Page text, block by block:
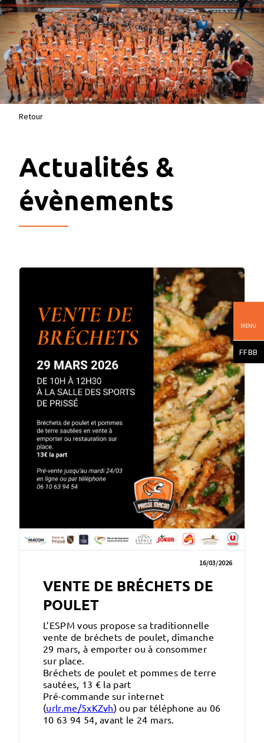
MENU
FFBB
Retour
Actualités &
évènements
16/03/2026
VENTE DE BRÉCHETS DE
POULET
L’ESPM vous propose sa traditionnelle
vente de bréchets de poulet, dimanche
29 mars, à emporter ou à consommer
sur place.
Bréchets de poulet et pommes de terre
sautées, 13 € la part
Pré-commande sur internet
(urlr.me/5xKZvh) ou par téléphone au 06
10 63 94 54, avant le 24 mars.